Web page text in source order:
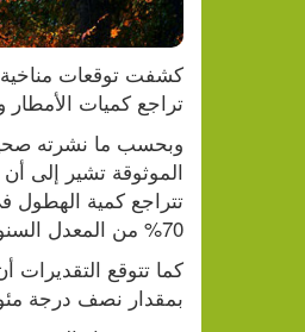
تراجع كميات الأمطار
70% من المعدل السنوي.
بمقدار نصف درجة